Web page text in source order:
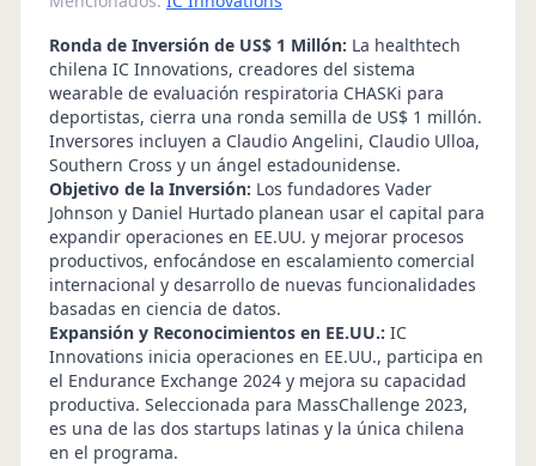
Ronda de Inversión de US$ 1 Millón: La healthtech
chilena IC Innovations, creadores del sistema
wearable de evaluación respiratoria CHASKi para
deportistas, cierra una ronda semilla de US$ 1 millón.
Inversores incluyen a Claudio Angelini, Claudio Ulloa,
Southern Cross y un ángel estadounidense.
Objetivo de la Inversión: Los fundadores Vader
Johnson y Daniel Hurtado planean usar el capital para
expandir operaciones en EE.UU. y mejorar procesos
productivos, enfocándose en escalamiento comercial
internacional y desarrollo de nuevas funcionalidades
basadas en ciencia de datos.
Expansión y Reconocimientos en EE.UU.: IC
Innovations inicia operaciones en EE.UU., participa en
el Endurance Exchange 2024 y mejora su capacidad
productiva. Seleccionada para MassChallenge 2023,
es una de las dos startups latinas y la única chilena
en el programa.